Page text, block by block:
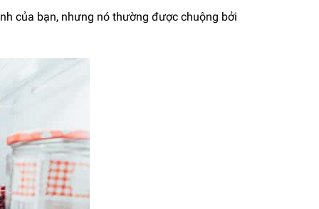
của bạn, nhưng nó thường được chuộng bởi